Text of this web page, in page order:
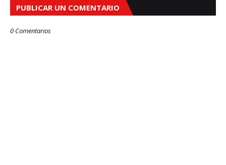
PUBLICAR UN COMENTARIO
0 Comentarios